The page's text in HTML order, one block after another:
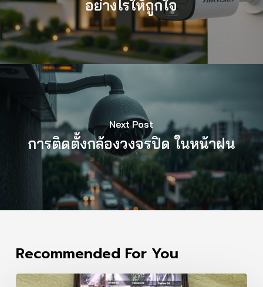
อย่างไรให้ถูกใจ
Next Post
การติดตั้งกล้องวงจรปิด ในหน้าฝน
Recommended For You
กล้อง